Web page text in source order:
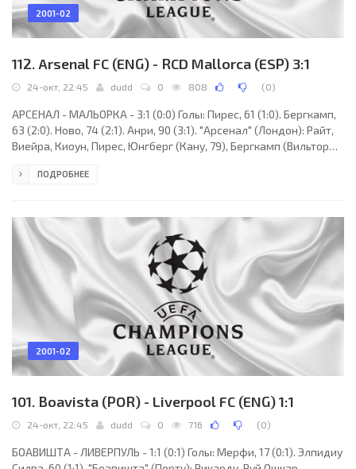
2001-02
112. Arsenal FC (ENG) - RCD Mallorca (ESP) 3:1
24-окт, 22:45 dudd 0 808 (0)
АРСЕНАЛ - МАЛЬОРКА - 3:1 (0:0) Голы: Пирес, 61 (1:0). Бергкамп,
63 (2:0). Ново, 74 (2:1). Анри, 90 (3:1). "Арсенал" (Лондон): Райт,
Виейра, Киоун, Пирес, Юнгберг (Кану, 79), Бергкамп (Вильторд,
Кэмпбелл. "Мальорка" (Пальма-де-Мальорка): Лео Франко,
Наказания: Фатих, 41 (предупреждение). Судья: Йол
(Голландия). 24
ПОДРОБНЕЕ
2001-02
101. Boavista (POR) - Liverpool FC (ENG) 1:1
24-окт, 22:45 dudd 0 716 (0)
БОАВИШТА - ЛИВЕРПУЛЬ - 1:1 (0:1) Голы: Мерфи, 17 (0:1). Элпидиу